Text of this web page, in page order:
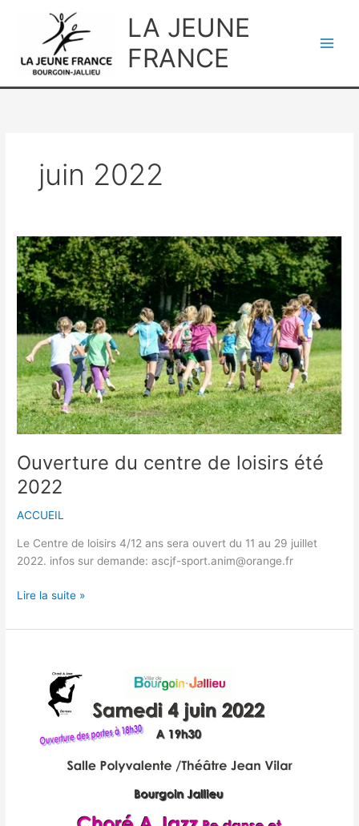
LA JEUNE
FRANCE
juin 2022
Ouverture du centre de loisirs été
2022
ACCUEIL
Le Centre de loisirs 4/12 ans sera ouvert du 11 au 29 juillet
2022. infos sur demande: ascjf-sport.anim@orange.fr
Ouverture
centre
Lire la suite »